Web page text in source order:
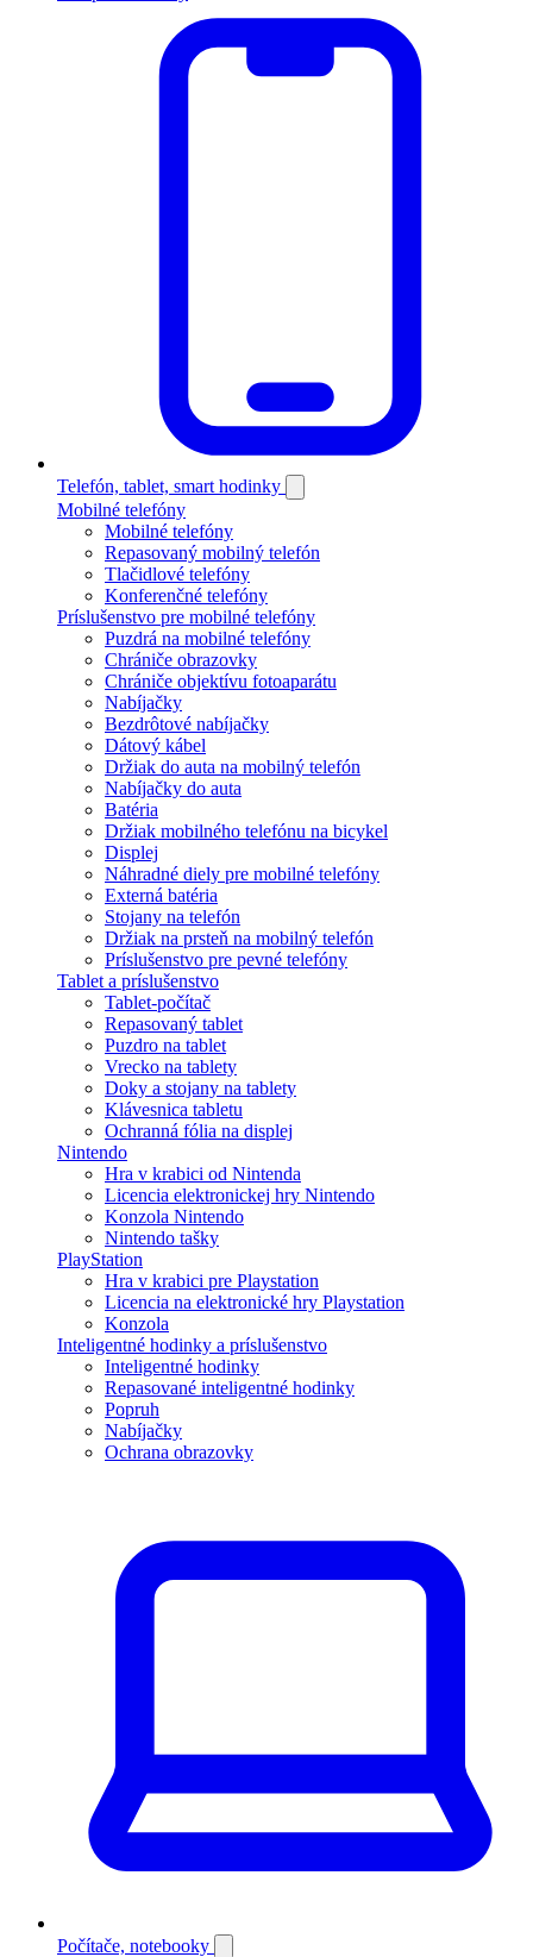
Telefón, tablet, smart hodinky
Mobilné telefóny
Mobilné telefóny
Repasovaný mobilný telefón
Tlačidlové telefóny
Konferenčné telefóny
Príslušenstvo pre mobilné telefóny
Puzdrá na mobilné telefóny
Chrániče obrazovky
Chrániče objektívu fotoaparátu
Nabíjačky
Bezdrôtové nabíjačky
Dátový kábel
Držiak do auta na mobilný telefón
Nabíjačky do auta
Batéria
Držiak mobilného telefónu na bicykel
Displej
Náhradné diely pre mobilné telefóny
Externá batéria
Stojany na telefón
Držiak na prsteň na mobilný telefón
Príslušenstvo pre pevné telefóny
Tablet a príslušenstvo
Tablet-počítač
Repasovaný tablet
Puzdro na tablet
Vrecko na tablety
Doky a stojany na tablety
Klávesnica tabletu
Ochranná fólia na displej
Nintendo
Hra v krabici od Nintenda
Licencia elektronickej hry Nintendo
Konzola Nintendo
Nintendo tašky
PlayStation
Hra v krabici pre Playstation
Licencia na elektronické hry Playstation
Konzola
Inteligentné hodinky a príslušenstvo
Inteligentné hodinky
Repasované inteligentné hodinky
Popruh
Nabíjačky
Ochrana obrazovky
Počítače, notebooky